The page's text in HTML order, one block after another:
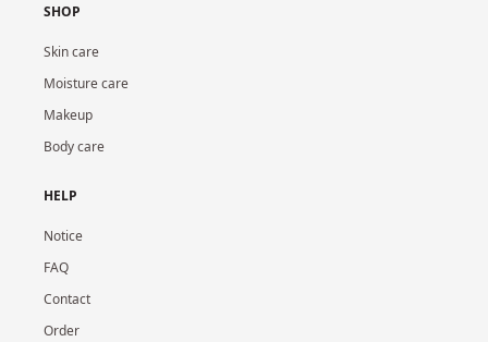
SHOP
Skin care
Moisture care
Makeup
Body care
HELP
Notice
FAQ
Contact
Order